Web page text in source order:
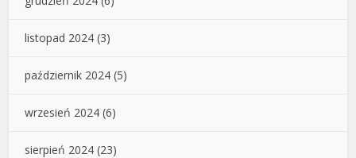
listopad 2024 (3)
październik 2024 (5)
wrzesień 2024 (6)
sierpień 2024 (23)